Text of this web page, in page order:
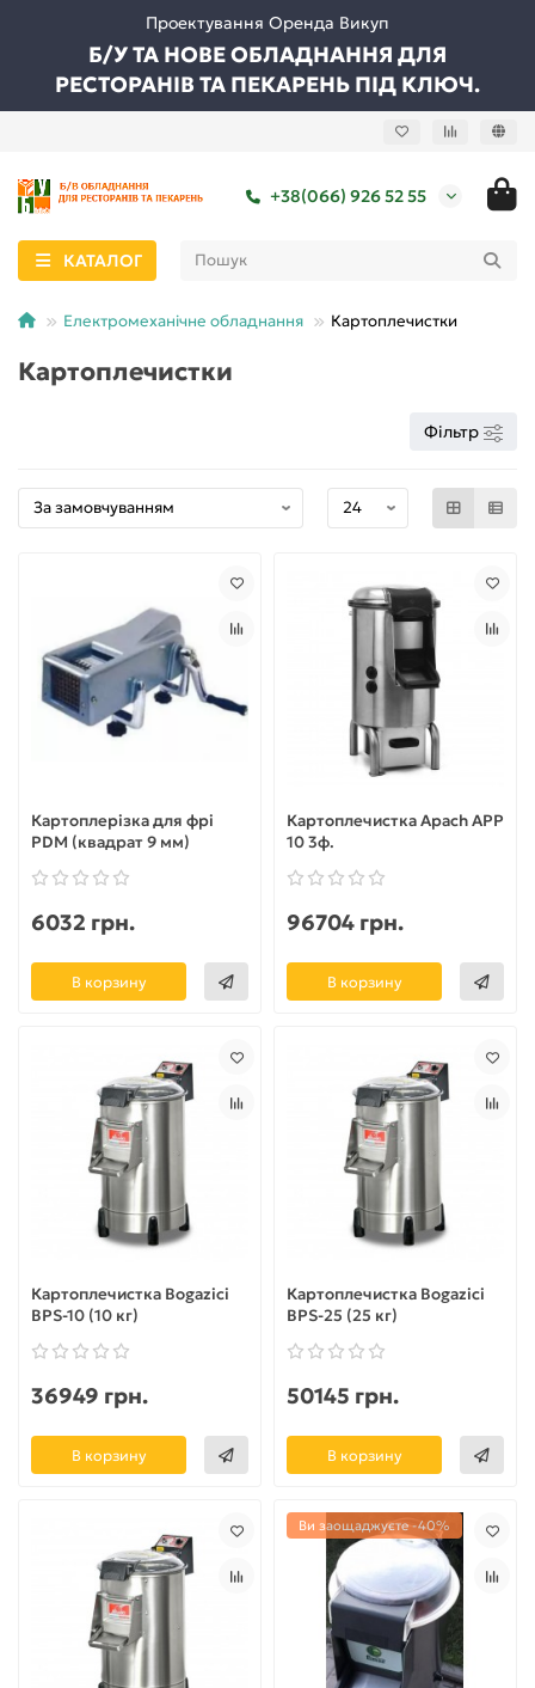
Проектування Оренда Викуп
Б/У ТА НОВЕ ОБЛАДНАННЯ ДЛЯ
РЕСТОРАНІВ ТА ПЕКАРЕНЬ ПІД КЛЮЧ.
+38(066) 926 52 55
КАТАЛОГ
Електромеханічне обладнання Картоплечистки
Картоплечистки
Фільтр
Картоплерізка для фрі
PDM (квадрат 9 мм)
6032 грн.
В корзину
Картоплечистка Apach APP
10 3ф.
96704 грн.
В корзину
Картоплечистка Bogazici
BPS-10 (10 кг)
36949 грн.
В корзину
Картоплечистка Bogazici
BPS-25 (25 кг)
50145 грн.
В корзину
Ви заощаджуєте -40%